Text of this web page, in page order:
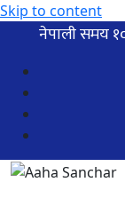
Skip to content